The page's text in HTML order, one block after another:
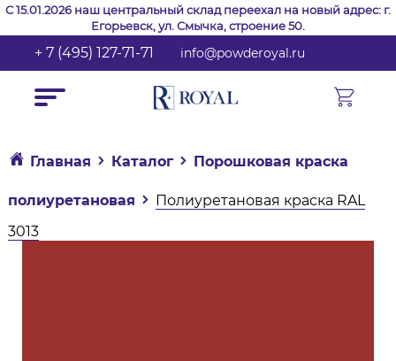
С 15.01.2026 наш центральный склад переехал на новый адрес: г.
Егорьевск, ул. Смычка, строение 50.
+ 7 (495) 127-71-71 info@powderoyal.ru
Главная Каталог Порошковая краска
полиуретановая
Полиуретановая краска RAL
3013